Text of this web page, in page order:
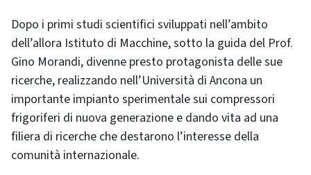
Dopo i primi studi scientifici sviluppati nell’ambito
dell’allora Istituto di Macchine, sotto la guida del Prof.
Gino Morandi, divenne presto protagonista delle sue
ricerche, realizzando nell’Università di Ancona un
importante impianto sperimentale sui compressori
frigoriferi di nuova generazione e dando vita ad una
filiera di ricerche che destarono l’interesse della
comunità internazionale.